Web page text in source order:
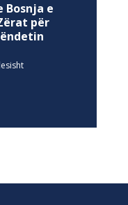
Bosnja e
për